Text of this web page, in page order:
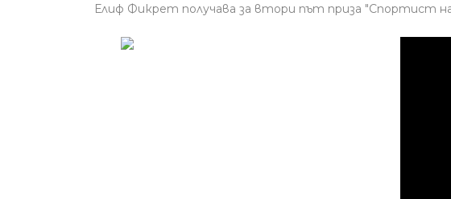
Елиф Фикрет получава за втори път приза "Спортист